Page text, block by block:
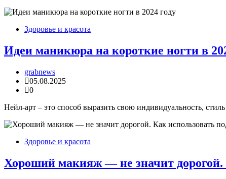
Здоровье и красота
Идеи маникюра на короткие ногти в
grabnews
05.08.2025
0
Нейл-арт – это способ выразить свою индивидуальность,
Здоровье и красота
Хороший макияж — не значит дорогой.